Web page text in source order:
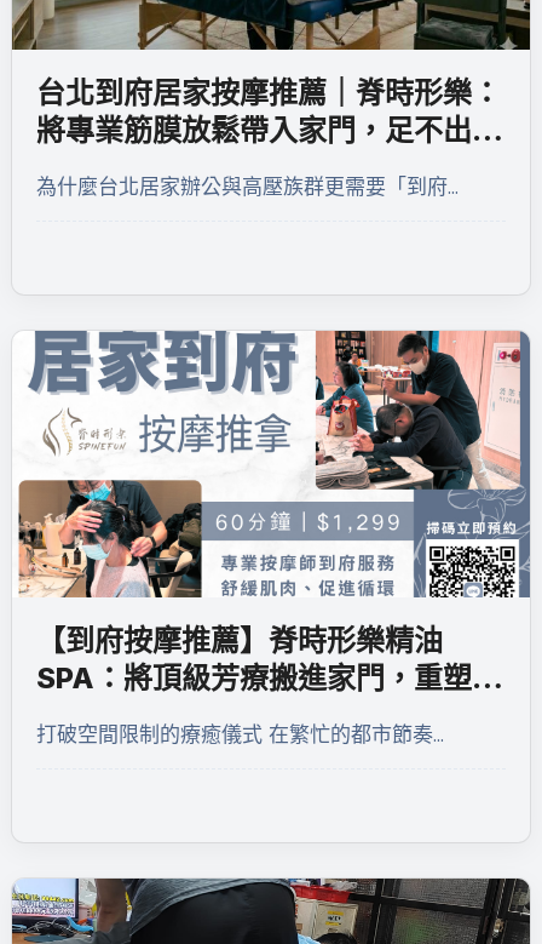
台北到府居家按摩推薦｜脊時形樂：
將專業筋膜放鬆帶入家門，足不出戶
的頂級舒壓體驗
為什麼台北居家辦公與高壓族群更需要「到府…
【到府按摩推薦】脊時形樂精油
SPA：將頂級芳療搬進家門，重塑身
心的深層對話
打破空間限制的療癒儀式 在繁忙的都市節奏…